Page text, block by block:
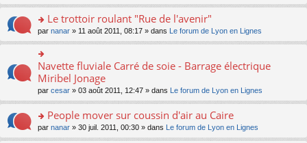
s
ré
e
le
pl
u
s
ré
c
e
nt
e
n
o
n
lu
le
pl
u
s
ré
e
e
s
a
g
e
n
o
lu
le
pl
u
s
n
ult
er
le
m
e
s
a
e
n
o
o
n
s
ult
er
le
m
e
s
a
Le trottoir roulant "Rue de l'avenir"
par nanar » 11 août 2011, 08:17 » dans Le forum de Lyon en Lignes
o
n
ult
er
le
m
e
Navette fluviale Carré de soie - Barrage électrique
Miribel Jonage
par cesar » 03 août 2011, 12:47 » dans Le forum de Lyon en Lignes
o
n
People mover sur coussin d'air au Caire
par nanar » 30 juil. 2011, 00:30 » dans Le forum de Lyon en Lignes